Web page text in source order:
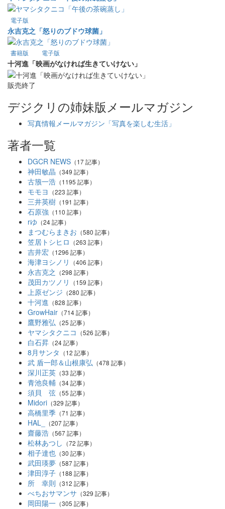
電子版
永吉克之「怒りのブドウ球菌」
書籍版 電子版
十河進「映画がなければ生きていけない」
販売終了
デジクリの姉妹版メールマガジン
写真情報メールマガジン「写真を楽しむ生活」
著者一覧
DGCR NEWS （17 記事）
神田敏晶 （349 記事）
古籏一浩 （1195 記事）
モモヨ （223 記事）
三井英樹 （191 記事）
石原強 （110 記事）
rゆ （24 記事）
まつむらまきお （580 記事）
笠居トシヒロ （263 記事）
吉井宏 （1296 記事）
海津ヨシノリ （406 記事）
永吉克之 （298 記事）
茂田カツノリ （159 記事）
上原ゼンジ （280 記事）
十河進 （828 記事）
GrowHair （714 記事）
鷹野雅弘 （25 記事）
ヤマシタクニコ （526 記事）
白石昇 （24 記事）
8月サンタ （12 記事）
武 盾一郎＆山根康弘 （478 記事）
深川正英 （33 記事）
青池良輔 （34 記事）
須貝 弦 （55 記事）
Midori （329 記事）
高橋里季 （71 記事）
HAL_ （207 記事）
齋藤浩 （567 記事）
松林あつし （72 記事）
相子達也 （30 記事）
武田瑛夢 （587 記事）
津田淳子 （188 記事）
所 幸則 （312 記事）
べちおサマンサ （329 記事）
岡田陽一 （305 記事）